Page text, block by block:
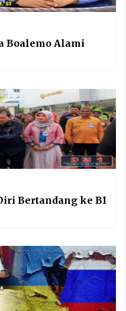
Boalemo Alami
Bertandang ke BI